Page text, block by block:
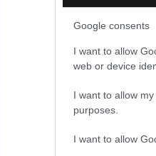
Google consents
I want to allow
web or device
I want to allow
purposes.
I want to allow